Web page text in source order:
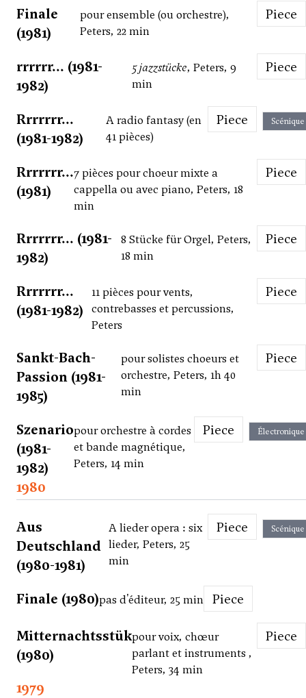
Finale
(1981)
pour ensemble (ou orchestre),
Peters, 22 min
Piece
rrrrrr... (1981-
1982)
5 jazzstücke, Peters, 9
min
Piece
Rrrrrrr...
(1981-1982)
A radio fantasy (en
41 pièces)
Piece Scénique
Rrrrrrr...
(1981)
7 pièces pour choeur mixte a
cappella ou avec piano, Peters, 18
min
Piece
Rrrrrrr... (1981-
1982)
8 Stücke für Orgel, Peters,
18 min
Piece
Rrrrrrr...
(1981-1982)
11 pièces pour vents,
contrebasses et percussions,
Peters
Piece
Sankt-Bach-
Passion (1981-
1985)
pour solistes choeurs et
orchestre, Peters, 1h 40
min
Piece
Szenario
(1981-
1982)
pour orchestre à cordes
et bande magnétique,
Peters, 14 min
Piece Électronique
1980
Aus
Deutschland
(1980-1981)
A lieder opera : six
lieder, Peters, 25
min
Piece Scénique
Finale (1980)pas d'éditeur, 25 min Piece
Mitternachtsstük
(1980)
pour voix, chœur
parlant et instruments ,
Peters, 34 min
Piece
1979